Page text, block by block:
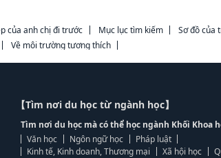
của anh chị đi trước Mục lục tìm kiếm
Sơ đồ của
Về môi trường tương thích
【Tìm nơi du học từ ngành học】
Tìm nơi du học mà có thể học ngành Khối Khoa
Văn học
Ngôn ngữ học
Pháp luật
Kinh tế, Kinh doanh, Thương mại
Xã hội học